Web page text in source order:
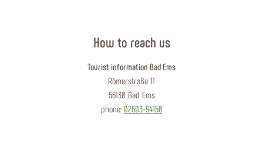
How to reach us
Tourist information Bad Ems
Römerstraße 11
56130 Bad Ems
phone: 02603-94150